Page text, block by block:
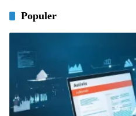
Populer